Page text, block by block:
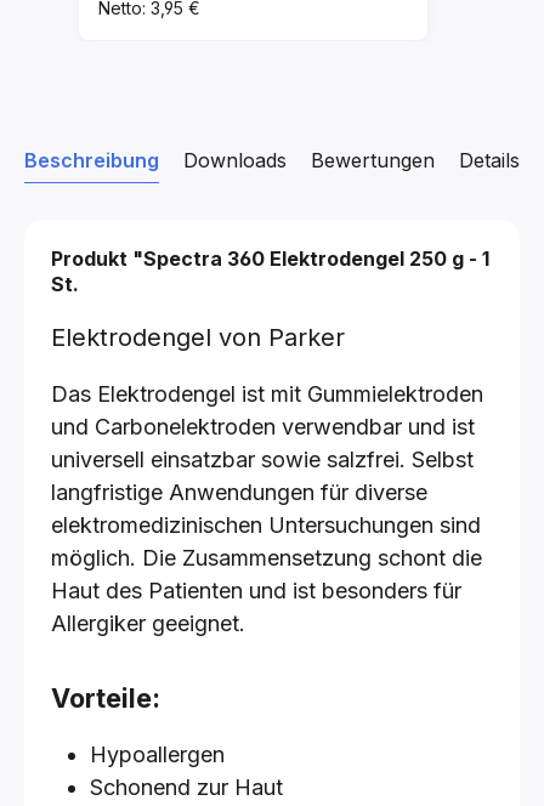
Netto: 3,95 €
Beschreibung Downloads Details
Bewertungen
Produkt "Spectra 360 Elektrodengel 250 g - 1
St.
Elektrodengel von Parker
Das Elektrodengel ist mit Gummielektroden
und Carbonelektroden verwendbar und ist
universell einsatzbar sowie salzfrei. Selbst
langfristige Anwendungen für diverse
elektromedizinischen Untersuchungen sind
möglich. Die Zusammensetzung schont die
Haut des Patienten und ist besonders für
Allergiker geeignet.
Vorteile:
Hypoallergen
Schonend zur Haut